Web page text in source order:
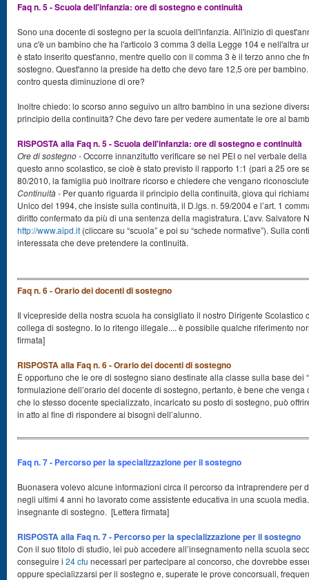
Faq n. 5 - Scuola dell'infanzia: ore di sostegno e continuità
Sono una docente di sostegno per la scuola dell'infanzia. All'inizio di
una c'è un bambino che ha l'articolo 3 comma 3 della Legge 104 e nell'altra
è stato inserito quest'anno, mentre quello con il comma 3 è il terzo anno
sostegno. Quest'anno la preside ha detto che devo fare 12,5 ore per
contro questa diminuzione di ore?
Inoltre chiedo: lo scorso anno seguivo un altro bambino in una sezione
principio della continuità? Che devo fare per vedere aumentate le ore al
RISPOSTA alla Faq n. 5 - Scuola dell'infanzia: ore di sostegno e continuità
Ore di sostegno -Occorre innanzitutto verificare se nel PEI o nel verbale
questo anno scolastico, se cioè è stato previsto il rapporto 1:1 (pari a 25 ore
80/2010, la famiglia può inoltrare ricorso e chiedere che vengano
Continuità - Per quanto riguarda il principio della continuità, giova qui
Unico del 1994, che insiste sulla continuità, il D.lgs. n. 59/2004 e l’art. 1
diritto confermato da più di una sentenza della magistratura. L’avv.
http://www.aipd.it (cliccare su “scuola” e poi su “schede normative”). Sulla
interessata che deve pretendere la continuità.
Faq n. 6 - Orario dei docenti di sostegno
Il vicepreside della nostra scuola ha consigliato il nostro Dirigente
collega di sostegno. Io lo ritengo illegale.... è possibile qualche riferimento
firmata]
RISPOSTA alla Faq n. 6 - Orario dei docenti di sostegno
È opportuno che le ore di sostegno siano destinate alla classe sulla base
formulazione dell’orario del docente di sostegno, pertanto, è bene che
che lo stesso docente specializzato, incaricato su posto di sostegno, può
in atto al fine di rispondere ai bisogni dell’alunno.
Faq n. 7 - Percorso per la specializzazione per il sostegno
Buonasera volevo alcune informazioni circa il percorso da intraprendere
negli ultimi 4 anni ho lavorato come assistente educativa in una scuola
insegnante di sostegno. [Lettera firmata]
RISPOSTA alla Faq n. 7 - Percorso per la specializzazione per il sostegno
Con il suo titolo di studio, lei può accedere all’insegnamento nella scuola
conseguire i 24 cfu necessari per partecipare al concorso, che dovrebbe
oppure specializzarsi per il sostegno e, superate le prove concorsuali,